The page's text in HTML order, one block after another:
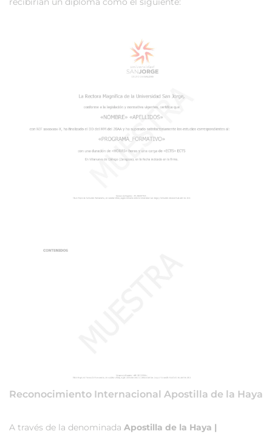
Reconocimiento Internacional Apostilla de la Haya
A través de la denominada Apostilla de la Haya |